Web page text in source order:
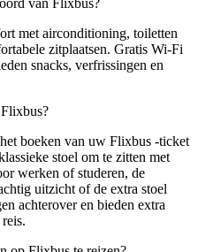
met airconditioning, toiletten
zitplaatsen. Gratis Wi-Fi
snacks, verfrissingen en
boeken van uw Flixbus -ticket
stoel om te zitten met
werken of studeren, de
uitzicht of de extra stoel
achterover en bieden extra